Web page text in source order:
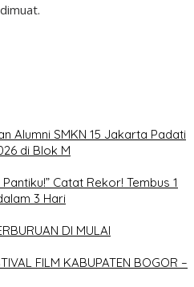
Alumni SMKN 15 Jakarta Padati
di Blok M
Catat Rekor! Tembus 1
3 Hari
DI MULAI
FILM KABUPATEN BOGOR –